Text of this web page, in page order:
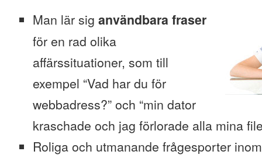
Man lär sig användbara fraser
för en rad olika
affärssituationer, som till
exempel “Vad har du för
webbadress?” och “min dator
kraschade och jag förlorade alla mina
Roliga och utmanande frågesporter